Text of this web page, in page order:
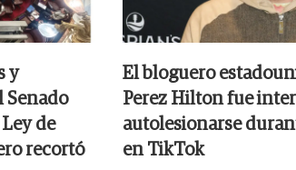
y
Senado
de
recortó
El bloguero
Perez Hilton fue
autolesionarse
en TikTok